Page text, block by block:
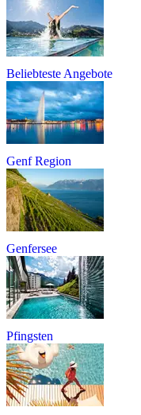
Beliebteste Angebote
Genf Region
Genfersee
Pfingsten